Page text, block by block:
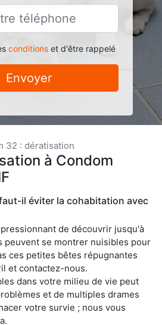
conditionset d'être rappelé
Envoyer
32 : dératisation
à Condom
il éviter la cohabitation avec
de découvrir jusqu'à
peuvent se montrer nuisibles pour
ces petites bêtes répugnantes
et contactez-nous.
dans votre milieu de vie peut
et de multiples drames
votre survie ; nous vous